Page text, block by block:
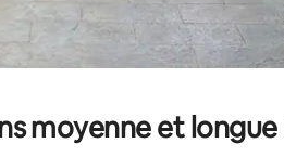
moyenne et